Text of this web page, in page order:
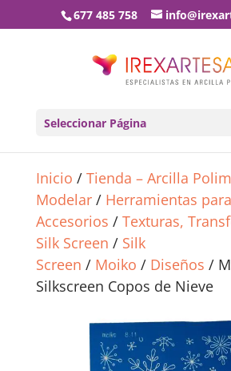
677 485 758
Seleccionar Página
Inicio / Tienda – Arcilla
Modelar/ Herramientas
Accesorios / Texturas,
Silk Screen / Silk
Screen / Moiko / Diseños /
Silkscreen Copos de Nieve